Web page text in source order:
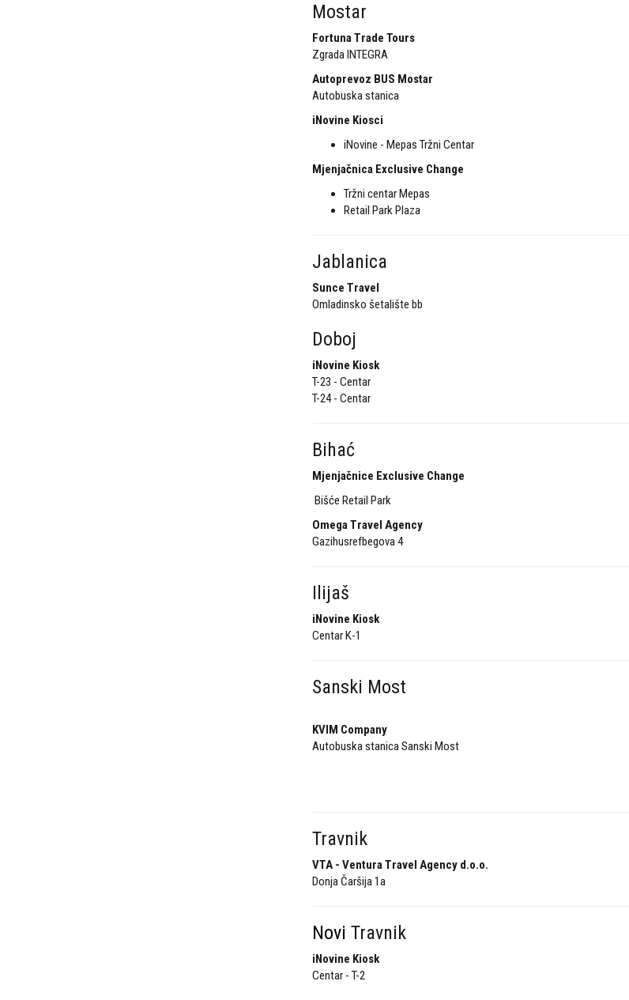
Mostar
Fortuna Trade Tours
Zgrada INTEGRA
Autoprevoz BUS Mostar
Autobuska stanica
iNovine Kiosci
iNovine - Mepas Tržni Centar
Mjenjačnica Exclusive Change
Tržni centar Mepas
Retail Park Plaza
Jablanica
Sunce Travel
Omladinsko šetalište bb
Doboj
iNovine Kiosk
T-23 - Centar
T-24 - Centar
Bihać
Mjenjačnice Exclusive Change
Bišće Retail Park
Omega Travel Agency
Gazihusrefbegova 4
Ilijaš
iNovine Kiosk
Centar K-1
Sanski Most
KVIM Company
Autobuska stanica Sanski Most
Travnik
VTA - Ventura Travel Agency d.o.o.
Donja Čaršija 1a
Novi Travnik
iNovine Kiosk
Centar - T-2